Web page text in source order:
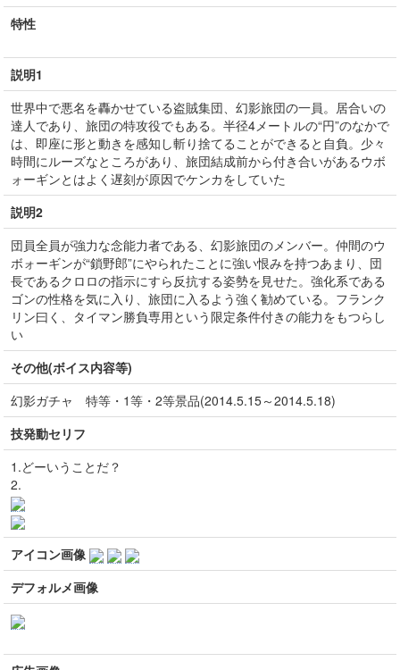
特性
説明1
世界中で悪名を轟かせている盗賊集団、幻影旅団の一員。居合いの
達人であり、旅団の特攻役でもある。半径4メートルの“円”のなかで
は、即座に形と動きを感知し斬り捨てることができると自負。少々
時間にルーズなところがあり、旅団結成前から付き合いがあるウボ
ォーギンとはよく遅刻が原因でケンカをしていた
説明2
団員全員が強力な念能力者である、幻影旅団のメンバー。仲間のウ
ボォーギンが“鎖野郎”にやられたことに強い恨みを持つあまり、団
長であるクロロの指示にすら反抗する姿勢を見せた。強化系である
ゴンの性格を気に入り、旅団に入るよう強く勧めている。フランク
リン曰く、タイマン勝負専用という限定条件付きの能力をもつらし
い
その他(ボイス内容等)
幻影ガチャ 特等・1等・2等景品(2014.5.15～2014.5.18)
技発動セリフ
1.どーいうことだ？
2.
アイコン画像
デフォルメ画像